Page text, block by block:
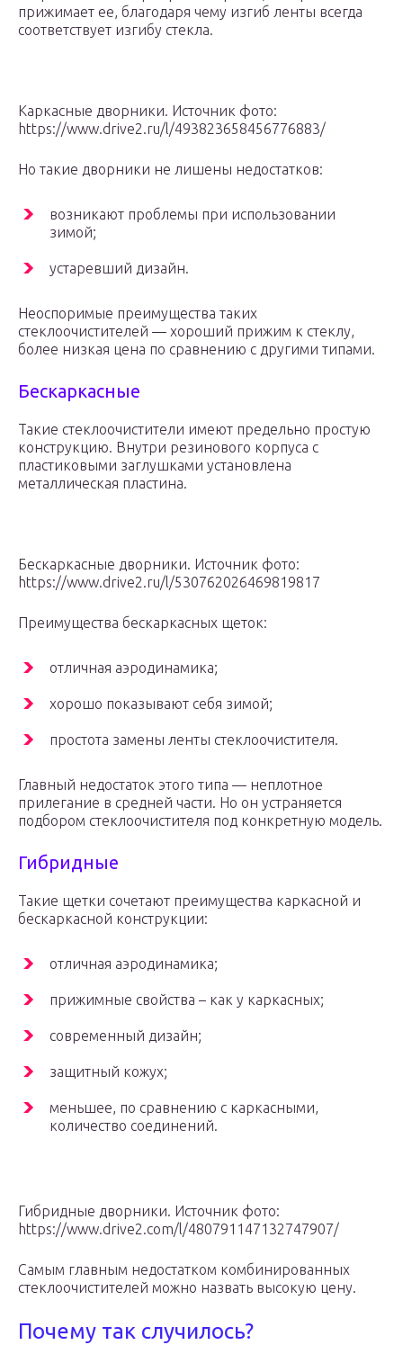
прижимает ее, благодаря чему изгиб ленты всегда
соответствует изгибу стекла.
Каркасные дворники. Источник фото:
https://www.drive2.ru/l/493823658456776883/
Но такие дворники не лишены недостатков:
возникают проблемы при использовании
зимой;
устаревший дизайн.
Неоспоримые преимущества таких
стеклоочистителей — хороший прижим к стеклу,
более низкая цена по сравнению с другими типами.
Бескаркасные
Такие стеклоочистители имеют предельно простую
конструкцию. Внутри резинового корпуса с
пластиковыми заглушками установлена
металлическая пластина.
Бескаркасные дворники. Источник фото:
https://www.drive2.ru/l/530762026469819817
Преимущества бескаркасных щеток:
отличная аэродинамика;
хорошо показывают себя зимой;
простота замены ленты стеклоочистителя.
Главный недостаток этого типа — неплотное
прилегание в средней части. Но он устраняется
подбором стеклоочистителя под конкретную модель.
Гибридные
Такие щетки сочетают преимущества каркасной и
бескаркасной конструкции:
отличная аэродинамика;
прижимные свойства – как у каркасных;
современный дизайн;
защитный кожух;
меньшее, по сравнению с каркасными,
количество соединений.
Гибридные дворники. Источник фото:
https://www.drive2.com/l/480791147132747907/
Самым главным недостатком комбинированных
стеклоочистителей можно назвать высокую цену.
Почему так случилось?